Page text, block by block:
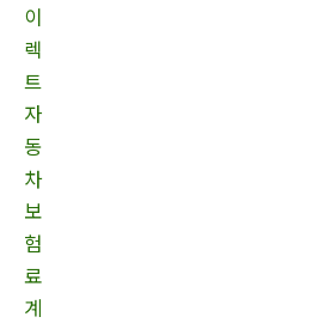
이
렉
트
자
동
차
보
험
료
계